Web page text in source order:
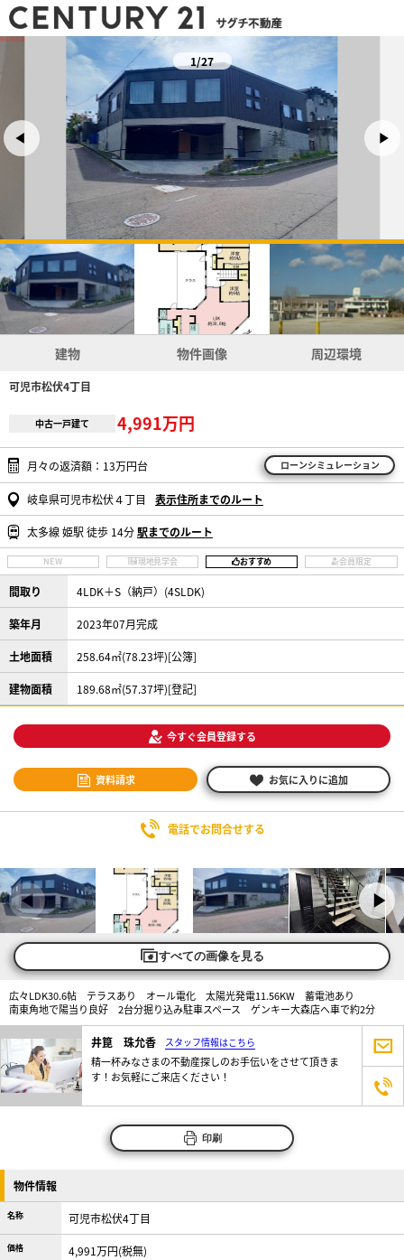
1/27
建物 物件画像 周辺環境
可児市松伏4丁目
中古一戸建て 4,991万円
月々の返済額：13万円台 ローンシミュレーション
岐阜県可児市松伏４丁目 表示住所までのルート
太多線 姫駅 徒歩 14分駅までのルート
NEW 現地見学会 おすすめ 会員限定
間取り 4LDK＋S（納戸）(4SLDK)
築年月 2023年07月完成
土地面積 258.64㎡(78.23坪)[公簿]
建物面積 189.68㎡(57.37坪)[登記]
今すぐ会員登録する
資料請求 お気に入りに追加
電話でお問合せする
すべての画像を見る
広々LDK30.6帖 テラスあり オール電化 太陽光発電11.56KW 蓄電池あり
南東角地で陽当り良好 2台分掘り込み駐車スペース ゲンキー大森店へ車で約2分
井箟 珠允香 スタッフ情報はこちら
精一杯みなさまの不動産探しのお手伝いをさせて頂きま
す！お気軽にご来店ください！
印刷
物件情報
名称 可児市松伏4丁目
価格 4,991万円(税無)